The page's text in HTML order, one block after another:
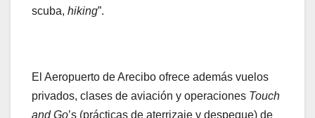
scuba, hiking”.
El Aeropuerto de Arecibo ofrece además vuelos
privados, clases de aviación y operaciones Touch
and Go’s (prácticas de aterrizaje y despegue) de